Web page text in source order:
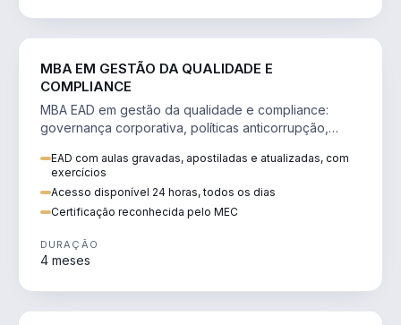
MBA EM GESTÃO DA QUALIDADE E
COMPLIANCE
MBA EAD em gestão da qualidade e compliance:
governança corporativa, políticas anticorrupção,
EAD com aulas gravadas, apostiladas e atualizadas, com
exercícios
Acesso disponível 24 horas, todos os dias
Certificação reconhecida pelo MEC
DURAÇÃO
4 meses